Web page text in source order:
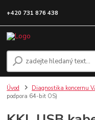
+420 731 876 438
Úvod Diagnostika koncernu
podpora 64-bit OS)